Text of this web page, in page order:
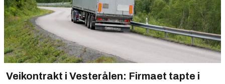
Veikontrakt i Vesterålen: Firmaet tapte i